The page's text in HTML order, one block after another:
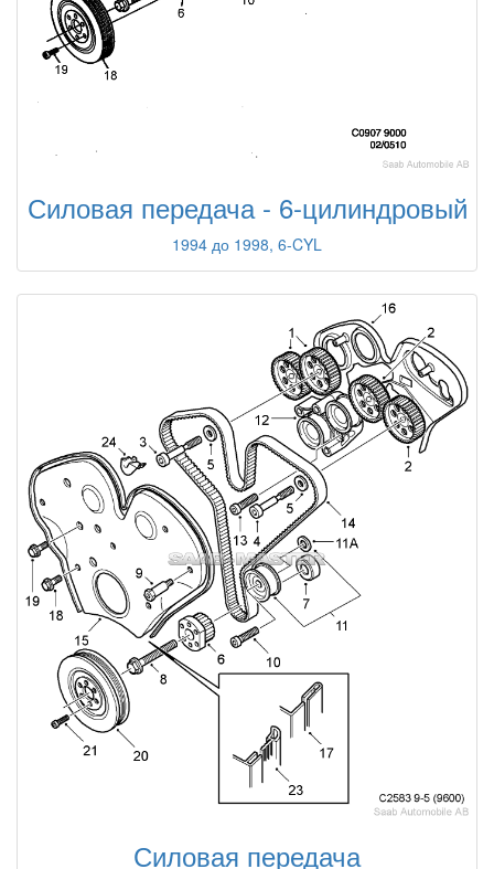
Силовая передача - 6-цилиндровый
1994 до 1998, 6-CYL
Силовая передача